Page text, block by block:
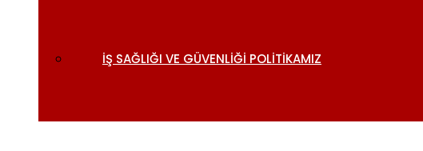
İŞ SAĞLIĞI VE GÜVENLIĞI POLITIKAMIZ